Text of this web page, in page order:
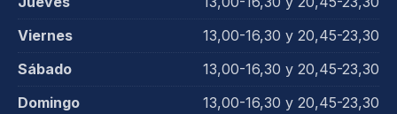
Viernes
13,00-16,30 y 20,45-23,30
Sábado
13,00-16,30 y 20,45-23,30
Domingo
13,00-16,30 y 20,45-23,30